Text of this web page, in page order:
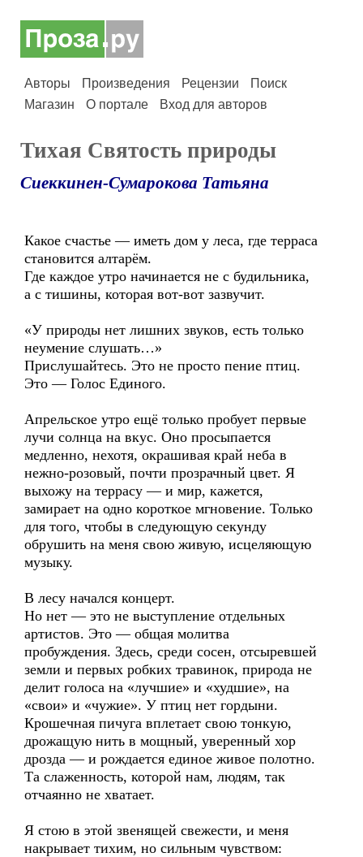
Авторы Произведения Рецензии
Поиск
Магазин
О портале Вход для авторов
Тихая Святость природы
Сиеккинен-Сумарокова Татьяна
Какое счастье — иметь дом у леса, где терраса
становится алтарём.
Где каждое утро начинается не с будильника,
а с тишины, которая вот-вот зазвучит.
«У природы нет лишних звуков, есть только
неумение слушать…»
Прислушайтесь. Это не просто пение птиц.
Это — Голос Единого.
Апрельское утро ещё только пробует первые
лучи солнца на вкус. Оно просыпается
медленно, нехотя, окрашивая край неба в
нежно-розовый, почти прозрачный цвет. Я
выхожу на террасу — и мир, кажется,
замирает на одно короткое мгновение. Только
для того, чтобы в следующую секунду
обрушить на меня свою живую, исцеляющую
музыку.
В лесу начался концерт.
Но нет — это не выступление отдельных
артистов. Это — общая молитва
пробуждения. Здесь, среди сосен, отсыревшей
земли и первых робких травинок, природа не
делит голоса на «лучшие» и «худшие», на
«свои» и «чужие». У птиц нет гордыни.
Крошечная пичуга вплетает свою тонкую,
дрожащую нить в мощный, уверенный хор
дрозда — и рождается единое живое полотно.
Та слаженность, которой нам, людям, так
отчаянно не хватает.
Я стою в этой звенящей свежести, и меня
накрывает тихим, но сильным чувством: